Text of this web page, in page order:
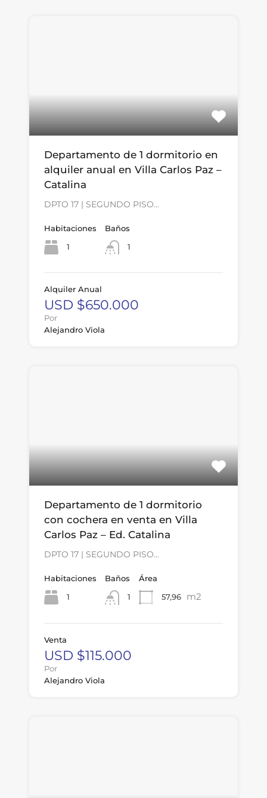
Departamento de 1 dormitorio en
alquiler anual en Villa Carlos Paz –
Catalina
DPTO 17 | SEGUNDO PISO…
Habitaciones
1
Baños
1
Alquiler Anual
USD $650.000
Por
Alejandro Viola
Departamento de 1 dormitorio
con cochera en venta en Villa
Carlos Paz – Ed. Catalina
DPTO 17 | SEGUNDO PISO…
Habitaciones
1
Baños
1
Área
57,96
m2
Venta
USD $115.000
Por
Alejandro Viola